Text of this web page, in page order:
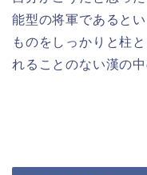
能型の将軍であると
ものをしっかりと柱
れることのない漢の